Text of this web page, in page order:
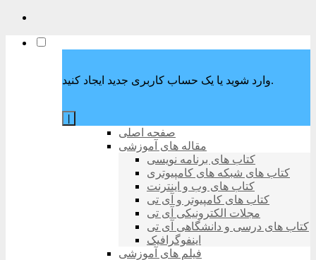
وارد شوید یا یک حساب کاربری جدید ایجاد کنید.
صفحه اصلی
مقاله های آموزشی
کتاب های برنامه نویسی
کتاب های شبکه های کامپیوتری
کتاب های وب و اینترنت
کتاب های کامپیوتر و آی تی
مجلات الکترونیکی آی تی
کتاب های درسی و دانشگاهی آی تی
اینفوگرافیک
فیلم های آموزشی